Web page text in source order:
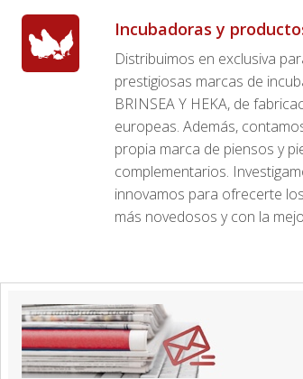
Incubadoras y
Distribuimos en exclusiva
prestigiosas marcas de
BRINSEA Y HEKA, de
europeas. Además,
propia marca de piensos y
complementarios.
innovamos para ofrecerte
más novedosos y con la